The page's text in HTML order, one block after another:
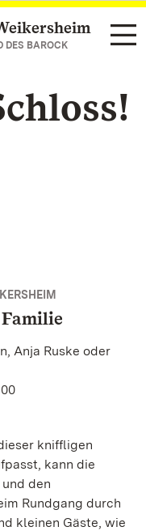
DES BAROCK
Anja Ruske oder
kniffligen
kann die
den
Rundgang durch
kleinen Gäste, wie